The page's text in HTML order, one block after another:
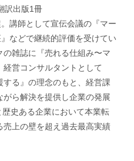
訳出版1冊
講師として宣伝会議の『マー
などで継続的評価を受けてい
雑誌に『売れる仕組み〜マ
営コンサルタントとして
する』の理念のもと、経営課
ら解決を提供し企業の発展
史ある企業において本業転
上の壁を超え過去最高実績